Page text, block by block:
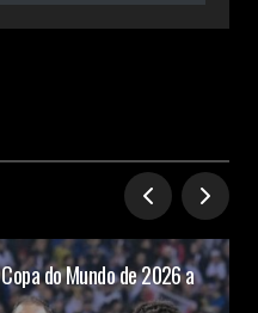
do Mundo de 2026 a